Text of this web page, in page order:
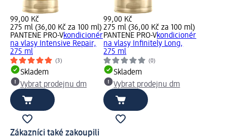
99,00 Kč
275 ml (36,00 Kč za 100 ml)
PANTENE PRO-Vkondicionér
na vlasy Intensive Repair,
275 ml
(3)
Skladem
Vybrat prodejnu dm
99,00 Kč
275 ml (36,00 Kč za 100 ml)
PANTENE PRO-Vkondicionér
na vlasy Infinitely Long,
275 ml
(0)
Skladem
Vybrat prodejnu dm
Zákazníci také zakoupili